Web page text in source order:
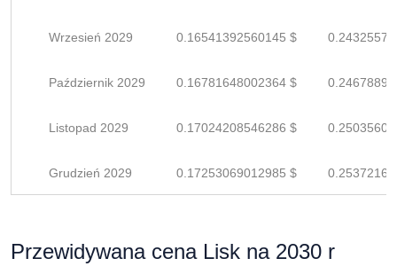
Wrzesień 2029 0.16541392560145 $
Październik 2029 0.16781648002364 $
Listopad 2029 0.17024208546286 $
Grudzień 2029 0.17253069012985 $
Przewidywana cena Lisk na 2030 r